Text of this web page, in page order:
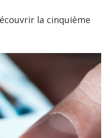
la cinquième